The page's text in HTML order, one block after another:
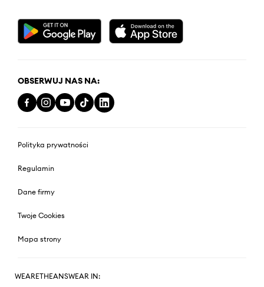
OBSERWUJ NAS NA:
Polityka prywatności
Regulamin
Dane firmy
Twoje Cookies
Mapa strony
WEARETHEANSWEAR IN: